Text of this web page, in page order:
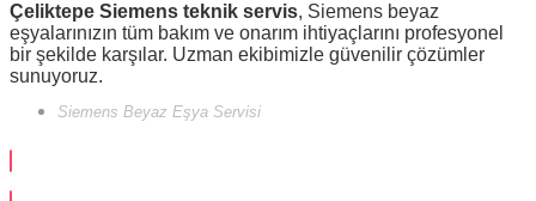
Çeliktepe Siemens teknik servis, Siemens beyaz
eşyalarınızın tüm bakım ve onarım ihtiyaçlarını profesyonel
bir şekilde karşılar. Uzman ekibimizle güvenilir çözümler
sunuyoruz.
Siemens Beyaz Eşya Servisi